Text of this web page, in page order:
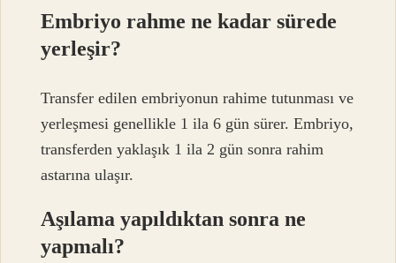
Embriyo rahme ne kadar sürede
yerleşir?
Transfer edilen embriyonun rahime tutunması ve
yerleşmesi genellikle 1 ila 6 gün sürer. Embriyo,
transferden yaklaşık 1 ila 2 gün sonra rahim
astarına ulaşır.
Aşılama yapıldıktan sonra ne
yapmalı?